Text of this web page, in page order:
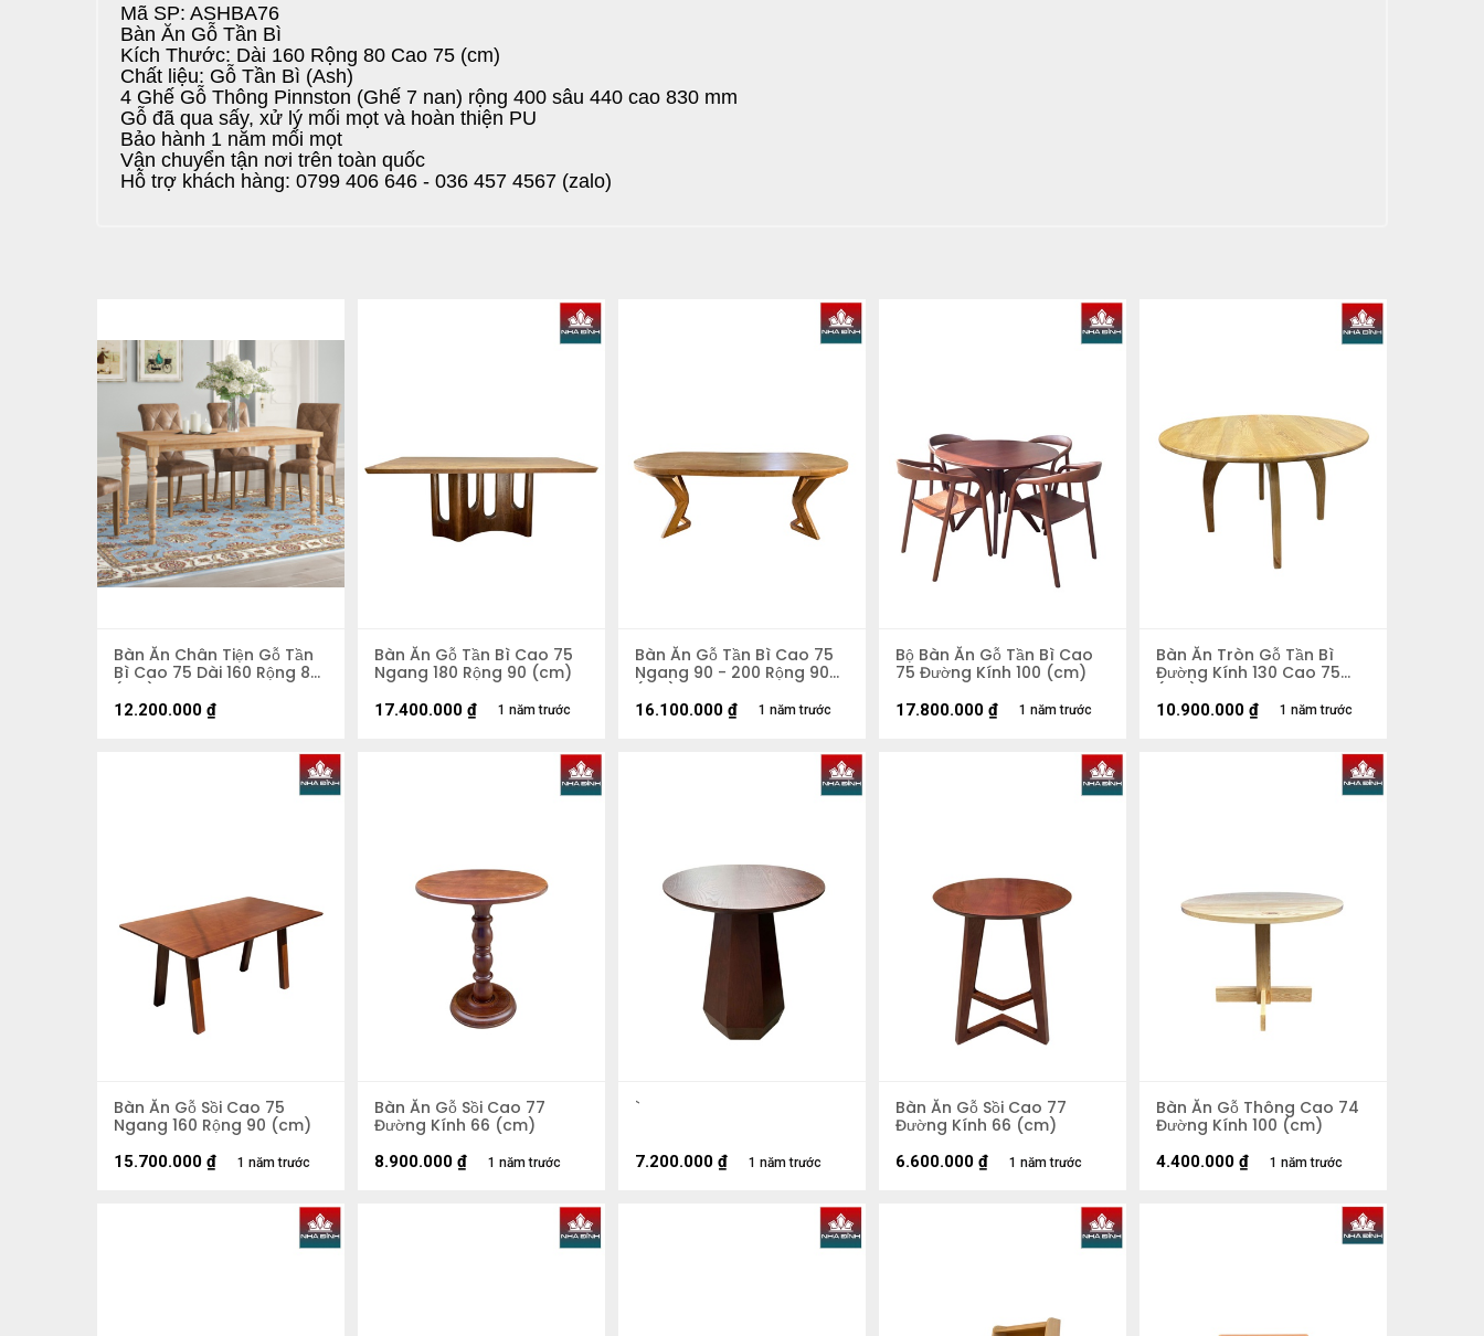
Mã SP: ASHBA76
Bàn Ăn Gỗ Tần Bì
Kích Thước: Dài 160 Rộng 80 Cao 75 (cm)
Chất liệu: Gỗ Tần Bì (Ash)
4 Ghế Gỗ Thông Pinnston (Ghế 7 nan) rộng 400 sâu 440 cao 830 mm
Gỗ đã qua sấy, xử lý mối mọt và hoàn thiện PU
Bảo hành 1 năm mối mọt
Vận chuyển tận nơi trên toàn quốc
Hỗ trợ khách hàng: 0799 406 646 - 036 457 4567 (zalo)
Bàn Ăn Chân Tiện Gỗ Tần
Bì Cao 75 Dài 160 Rộng 80
(cm)
12.200.000 ₫
Bàn Ăn Gỗ Tần Bì Cao 75
Ngang 180 Rộng 90 (cm)
1 năm trước
17.400.000 ₫
Bàn Ăn Gỗ Tần Bì Cao 75
Ngang 90 - 200 Rộng 90
(cm)
1 năm trước
16.100.000 ₫
Bộ Bàn Ăn Gỗ Tần Bì Cao
75 Đường Kính 100 (cm)
1 năm trước
17.800.000 ₫
Bàn Ăn Tròn Gỗ Tần Bì
Đường Kính 130 Cao 75
(cm)
1 năm trước
10.900.000 ₫
Bàn Ăn Gỗ Sồi Cao 75
Ngang 160 Rộng 90 (cm)
1 năm trước
15.700.000 ₫
Bàn Ăn Gỗ Sồi Cao 77
Đường Kính 66 (cm)
1 năm trước
8.900.000 ₫
`
1 năm trước
7.200.000 ₫
Bàn Ăn Gỗ Sồi Cao 77
Đường Kính 66 (cm)
1 năm trước
6.600.000 ₫
Bàn Ăn Gỗ Thông Cao 74
Đường Kính 100 (cm)
1 năm trước
4.400.000 ₫